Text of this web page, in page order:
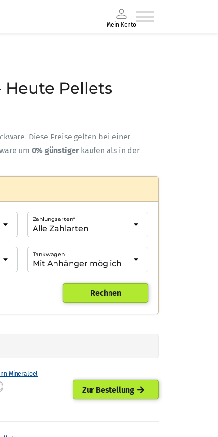
Mein Konto
Heute Pellets
Diese Preise gelten bei einer
um 0% günstigerkaufen als in der
Zahlungsarten*
Tankwagen
Rechnen
Mineraloel
Zur Bestellung